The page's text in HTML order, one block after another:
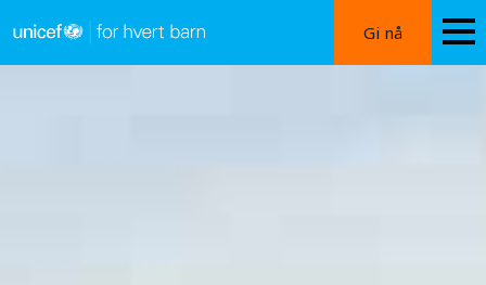
til
hovedinnhold
Gi nå